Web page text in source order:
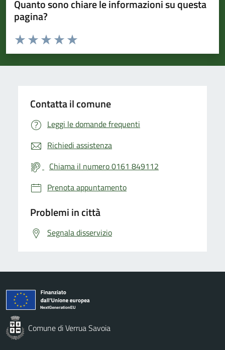
Quanto sono chiare le informazioni su questa
pagina?
Valuta da 1 a 5 stelle la pagina
Valuta 5 stelle su 5
Valuta 4 stelle su 5
Valuta 3 stelle su 5
Valuta 2 stelle su 5
Valuta 1 stelle su 5
Contatta il comune
Leggi le domande frequenti
Richiedi assistenza
Chiama il numero 0161 849112
Prenota appuntamento
Problemi in città
Segnala disservizio
Comune di Verrua Savoia